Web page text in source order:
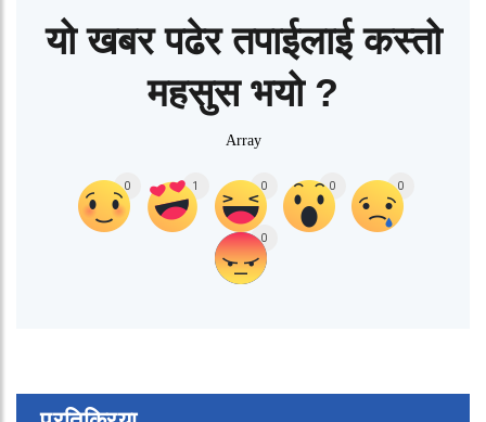
यो खबर पढेर तपाईलाई कस्तो
महसुस भयो ?
Array
0 1 0 0 0
0